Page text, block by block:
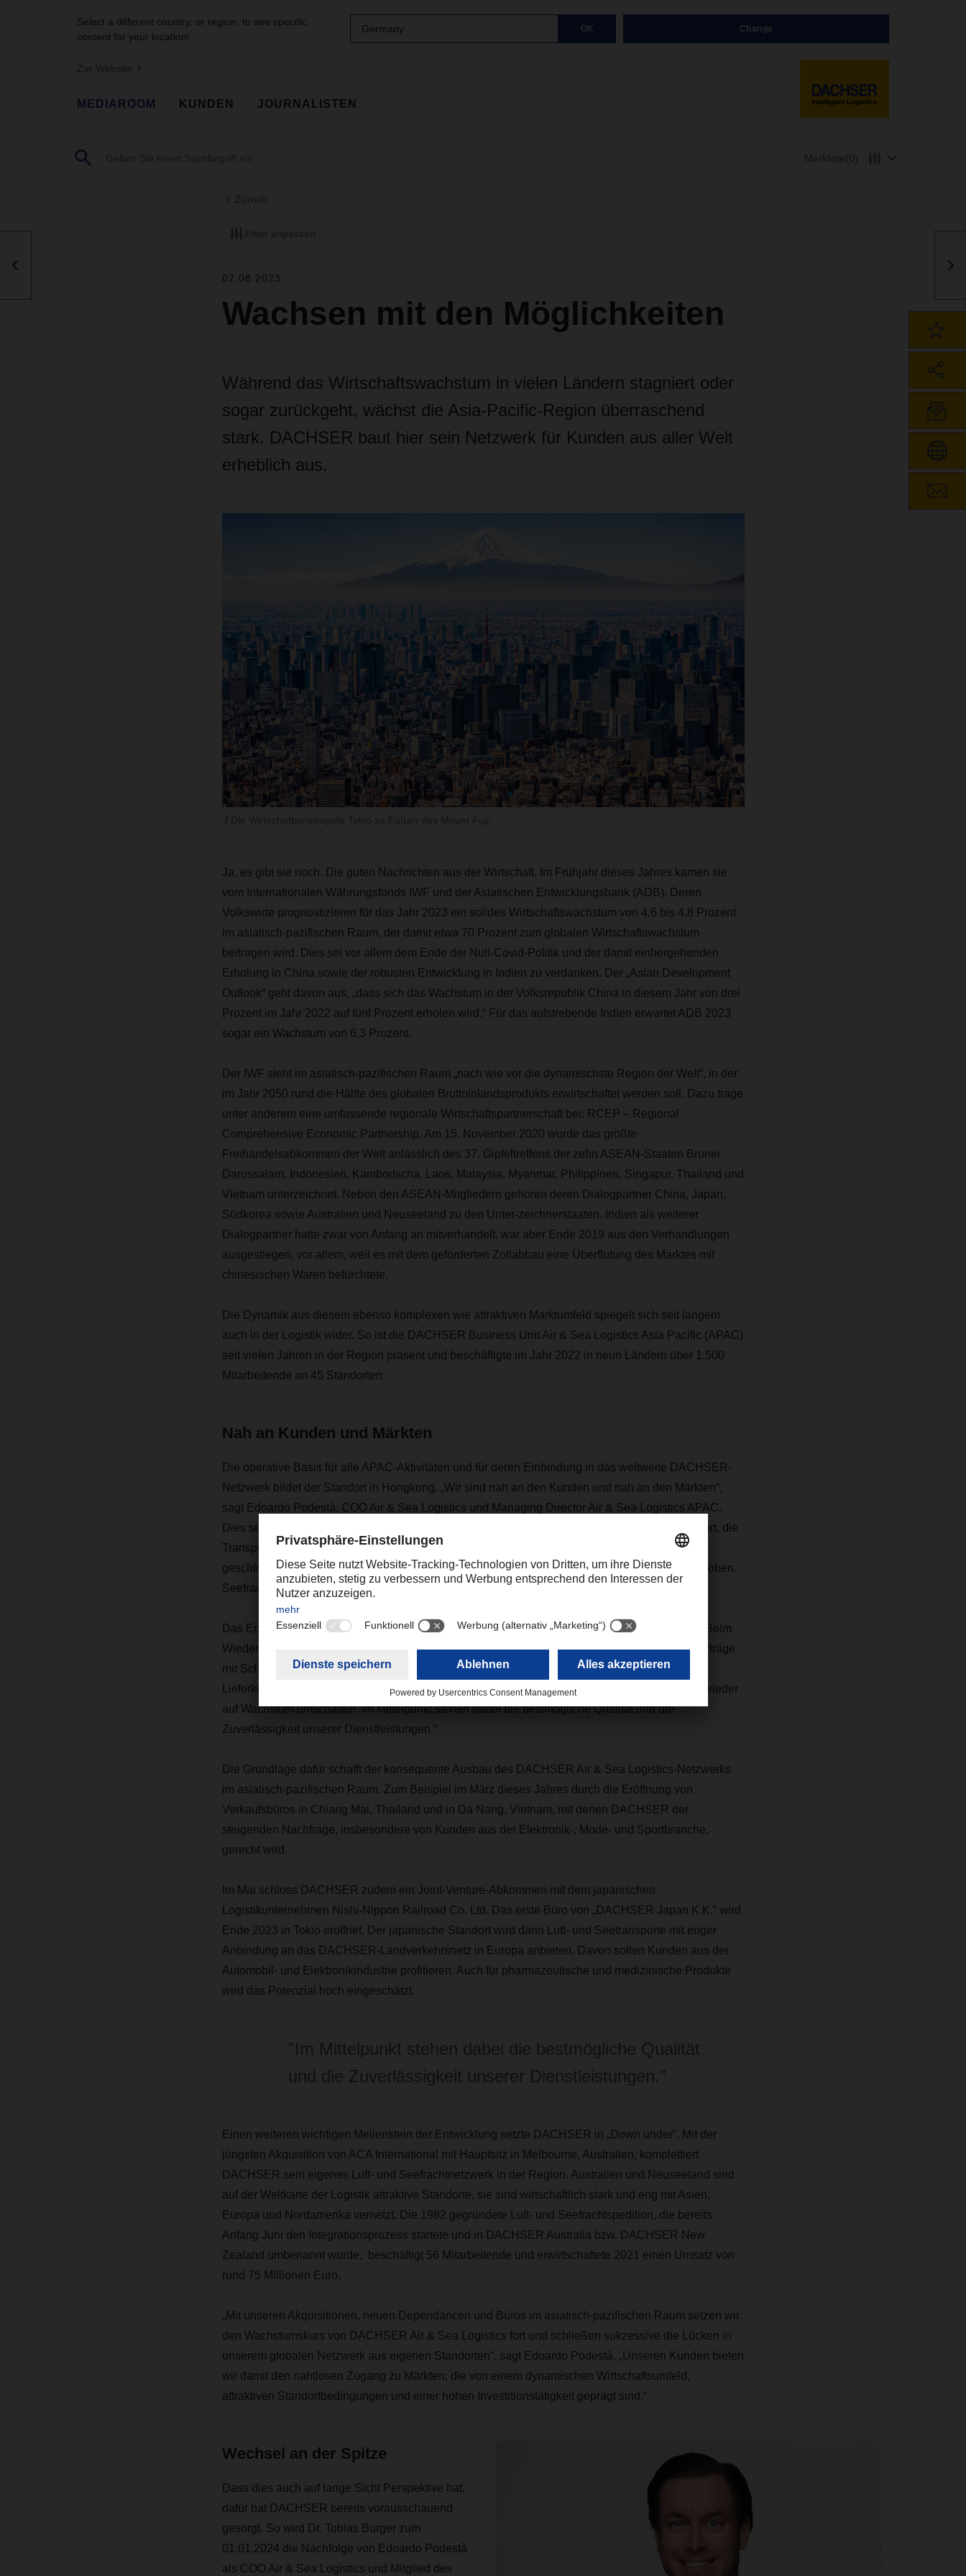
Select a different country, or region, to see specific
content for your location!
Germany OK Change
Zur Website
MEDIAROOM KUNDEN JOURNALISTEN
Merkliste(0)
Zurück
Filter anpassen
07.08.2023
Wachsen mit den Möglichkeiten
Während das Wirtschaftswachstum in vielen Ländern stagniert oder
sogar zurückgeht, wächst die Asia-Pacific-Region überraschend
stark. DACHSER baut hier sein Netzwerk für Kunden aus aller Welt
erheblich aus.
Ja, es gibt sie noch. Die guten Nachrichten aus der Wirtschaft. Im Frühjahr dieses Jahres kamen sie
vom Internationalen Währungsfonds IWF und der Asiatischen Entwicklungsbank (ADB). Deren
Volkswirte prognostizieren für das Jahr 2023 ein solides Wirtschaftswachstum von 4,6 bis 4,8 Prozent
im asiatisch-pazifischen Raum, der damit etwa 70 Prozent zum globalen Wirtschaftswachstum
beitragen wird. Dies sei vor allem dem Ende der Null-Covid-Politik und der damit einhergehenden
Erholung in China sowie der robusten Entwicklung in Indien zu verdanken. Der „Asian Development
Outlook“ geht davon aus, „dass sich das Wachstum in der Volksrepublik China in diesem Jahr von drei
Prozent im Jahr 2022 auf fünf Prozent erholen wird.“ Für das aufstrebende Indien erwartet ADB 2023
sogar ein Wachstum von 6,3 Prozent.
Der IWF sieht im asiatisch-pazifischen Raum „nach wie vor die dynamischste Region der Welt“, in der
im Jahr 2050 rund die Hälfte des globalen Bruttoinlandsprodukts erwirtschaftet werden soll. Dazu trage
unter anderem eine umfassende regionale Wirtschaftspartnerschaft bei: RCEP – Regional
Comprehensive Economic Partnership. Am 15. November 2020 wurde das größte
Freihandelsabkommen der Welt anlässlich des 37. Gipfeltreffens der zehn ASEAN-Staaten Brunei
Darussalam, Indonesien, Kambodscha, Laos, Malaysia, Myanmar, Philippinen, Singapur, Thailand und
Vietnam unterzeichnet. Neben den ASEAN-Mitgliedern gehören deren Dialogpartner China, Japan,
Südkorea sowie Australien und Neuseeland zu den Unter-zeichnerstaaten. Indien als weiterer
Dialogpartner hatte zwar von Anfang an mitverhandelt, war aber Ende 2019 aus den Verhandlungen
ausgestiegen, vor allem, weil es mit dem geforderten Zollabbau eine Überflutung des Marktes mit
chinesischen Waren befürchtete.
Die Dynamik aus diesem ebenso komplexen wie attraktiven Marktumfeld spiegelt sich seit langem
auch in der Logistik wider. So ist die DACHSER Business Unit Air & Sea Logistics Asia Pacific (APAC)
seit vielen Jahren in der Region präsent und beschäftigte im Jahr 2022 in neun Ländern über 1.500
Mitarbeitende an 45 Standorten.
Nah an Kunden und Märkten
Die operative Basis für alle APAC-Aktivitäten und für deren Einbindung in das weltweite DACHSER-
Netzwerk bildet der Standort in Hongkong. „Wir sind nah an den Kunden und nah an den Märkten“,
sagt Edoardo Podestà, COO Air & Sea Logistics und Managing Director Air & Sea Logistics APAC.
Dies sei gerade in Pandemie-Zeiten bedeutsam gewesen, als die Lieferketten empfindlich gestört, die
Transportkapazitäten chronisch knapp und wichtige Häfen des Welthandels zeitweilig komplett
geschlossen waren. Die Folge: Die Frachtraten schossen in bisher nicht gekannter Weise nach oben.
Seefracht- oder Luftfracht-Container waren ebenso rar wie kostspielig geworden.
Das Ende der Null-Covid-Politik in China stellte dann Anfang 2023 die Weichen auf Erholung. „Beim
Wiederanspringen der Konjunktur mussten große Anstrengungen unternommen werden, um Verträge
mit Schifffahrtslinien, Fluggesellschaften und Charterunternehmen neu auszuhandeln und die
Lieferketten wieder voll in Gang zu bringen“, berichtet Podestà. „Wir können in dieser Situation wieder
auf Wachstum umschalten. Im Mittelpunkt stehen dabei die bestmögliche Qualität und die
Zuverlässigkeit unserer Dienstleistungen.“
Die Grundlage dafür schafft der konsequente Ausbau des DACHSER Air & Sea Logistics-Netzwerks
im asiatisch-pazifischen Raum. Zum Beispiel im März dieses Jahres durch die Eröffnung von
Verkaufsbüros in Chiang Mai, Thailand und in Da Nang, Vietnam, mit denen DACHSER der
steigenden Nachfrage, insbesondere von Kunden aus der Elektronik-, Mode- und Sportbranche,
gerecht wird.
Im Mai schloss DACHSER zudem ein Joint-Venture-Abkommen mit dem japanischen
Logistikunternehmen Nishi-Nippon Railroad Co. Ltd. Das erste Büro von „DACHSER Japan K.K.“ wird
Ende 2023 in Tokio eröffnet. Der japanische Standort wird dann Luft- und Seetransporte mit enger
Anbindung an das DACHSER-Landverkehrsnetz in Europa anbieten. Davon sollen Kunden aus der
Automobil- und Elektronikindustrie profitieren. Auch für pharmazeutische und medizinische Produkte
wird das Potenzial hoch eingeschätzt.
"Im Mittelpunkt stehen dabei die bestmögliche Qualität
und die Zuverlässigkeit unserer Dienstleistungen."
Einen weiteren wichtigen Meilenstein der Entwicklung setzte DACHSER in „Down under“. Mit der
jüngsten Akquisition von ACA International mit Hauptsitz in Melbourne, Australien, komplettiert
DACHSER sein eigenes Luft- und Seefrachtnetzwerk in der Region. Australien und Neuseeland sind
auf der Weltkarte der Logistik attraktive Standorte, sie sind wirtschaftlich stark und eng mit Asien,
Europa und Nordamerika vernetzt. Die 1982 gegründete Luft- und Seefrachtspedition, die bereits
Anfang Juni den Integrationsprozess startete und in DACHSER Australia bzw. DACHSER New
Zealand umbenannt wurde, beschäftigt 56 Mitarbeitende und erwirtschaftete 2021 einen Umsatz von
rund 75 Millionen Euro.
„Mit unseren Akquisitionen, neuen Dependancen und Büros im asiatisch-pazifischen Raum setzen wir
den Wachstumskurs von DACHSER Air & Sea Logistics fort und schließen sukzessive die Lücken in
unserem globalen Netzwerk aus eigenen Standorten“, sagt Edoardo Podestà. „Unseren Kunden bieten
wir damit den nahtlosen Zugang zu Märkten, die von einem dynamischen Wirtschaftsumfeld,
attraktiven Standortbedingungen und einer hohen Investitionstätigkeit geprägt sind.“
Wechsel an der Spitze
Dass dies auch auf lange Sicht Perspektive hat,
dafür hat DACHSER bereits vorausschauend
gesorgt. So wird Dr. Tobias Burger zum
01.01.2024 die Nachfolge von Edoardo Podestà
als COO Air & Sea Logistics und Mitglied des